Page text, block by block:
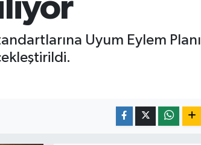
Uyum Eylem Planı